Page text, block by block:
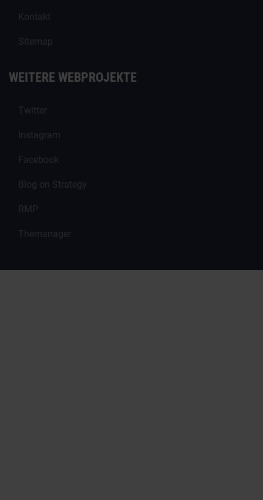
Kontakt
Sitemap
WEITERE WEBPROJEKTE
Twitter
Instagram
Facebook
Blog on Strategy
RMP
Themanager